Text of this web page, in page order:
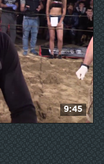
9:45